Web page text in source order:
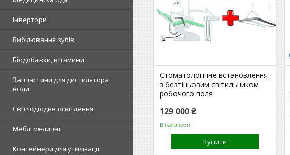
Інвертори
Вибілювання зубів
Біодобавки, вітамини
Запчастини для дистилятора
води
Світлодіодне освітлення
Меблі медичні
Контейнери для утилізації
Стоматологічне встановлення
з безтіньовим світильником
робочого поля
129 000 ₴
В наявності
Купити